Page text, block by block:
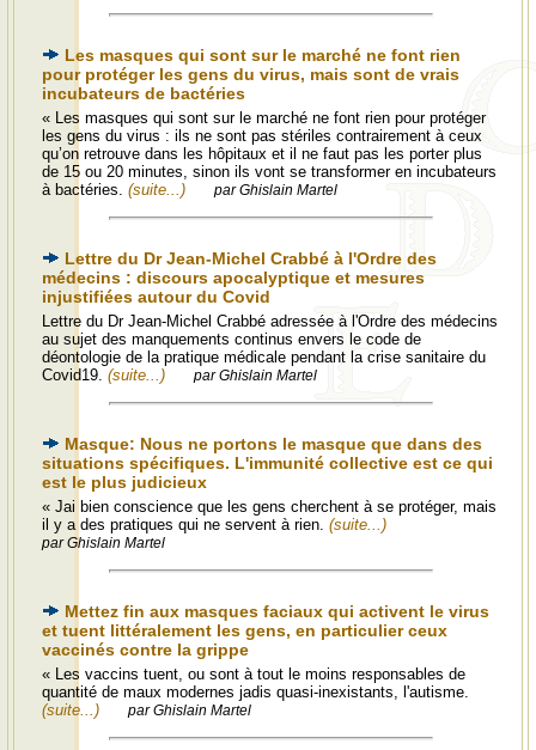
Les masques qui sont sur le marché ne font rien
pour protéger les gens du virus, mais sont de vrais
incubateurs de bactéries
« Les masques qui sont sur le marché ne font rien pour protéger
les gens du virus : ils ne sont pas stériles contrairement à ceux
qu’on retrouve dans les hôpitaux et il ne faut pas les porter plus
de 15 ou 20 minutes, sinon ils vont se transformer en incubateurs
à bactéries. (suite...) par Ghislain Martel
Lettre du Dr Jean-Michel Crabbé à l'Ordre des
médecins : discours apocalyptique et mesures
injustifiées autour du Covid
Lettre du Dr Jean-Michel Crabbé adressée à l'Ordre des médecins
au sujet des manquements continus envers le code de
déontologie de la pratique médicale pendant la crise sanitaire du
Covid19. (suite...) par Ghislain Martel
Masque: Nous ne portons le masque que dans des
situations spécifiques. L'immunité collective est ce qui
est le plus judicieux
« Jai bien conscience que les gens cherchent à se protéger, mais
il y a des pratiques qui ne servent à rien. (suite...)
par Ghislain Martel
Mettez fin aux masques faciaux qui activent le virus
et tuent littéralement les gens, en particulier ceux
vaccinés contre la grippe
« Les vaccins tuent, ou sont à tout le moins responsables de
quantité de maux modernes jadis quasi-inexistants, l'autisme.
(suite...)
par Ghislain Martel